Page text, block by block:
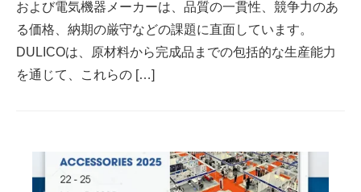
および電気機器メーカーは、品質の一貫性、競争力のあ
る価格、納期の厳守などの課題に直面しています。
DULICOは、原材料から完成品までの包括的な生産能力
を通じて、これらの […]